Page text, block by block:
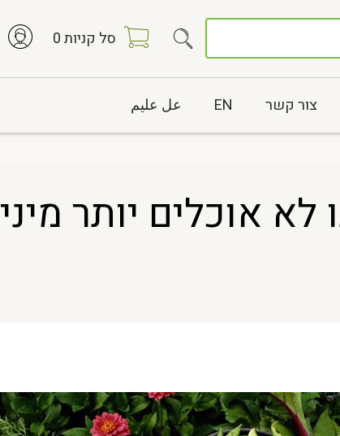
סל קניות0
צור קשר EN عل عليم
אוכלים יותר מיני